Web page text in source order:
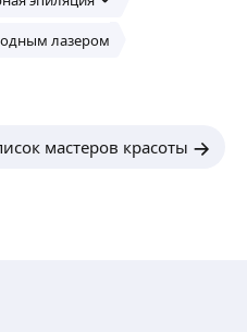
лазером
мастеров красоты